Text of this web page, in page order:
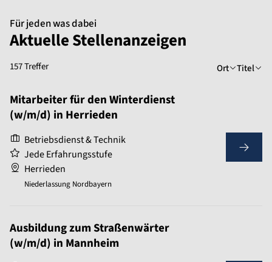
Für jeden was dabei
Aktuelle Stellenanzeigen
157 Treffer Ort Titel
Mitarbeiter für den Winterdienst
(w/m/d) in Herrieden
Betriebsdienst & Technik
Jede Erfahrungsstufe
Herrieden
Niederlassung Nordbayern
Ausbildung zum Straßenwärter
(w/m/d) in Mannheim